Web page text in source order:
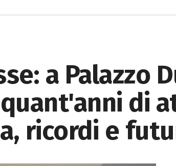
a Palazzo
di
ricordi e